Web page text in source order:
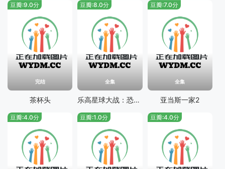
完结
豆瓣:9.0分
茶杯头
全集
豆瓣:8.0分
乐高星球大战：恐怖故事
全集
豆瓣:7.0分
亚当斯一家2
豆瓣:4.0分 豆瓣:1.0分 豆瓣:4.0分